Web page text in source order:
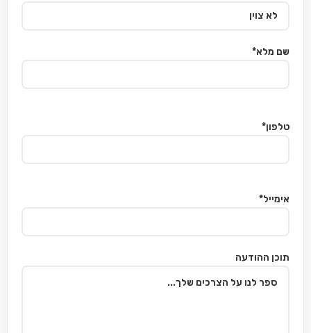
שם מלא*
טלפון*
אימייל*
תוכן ההודעה